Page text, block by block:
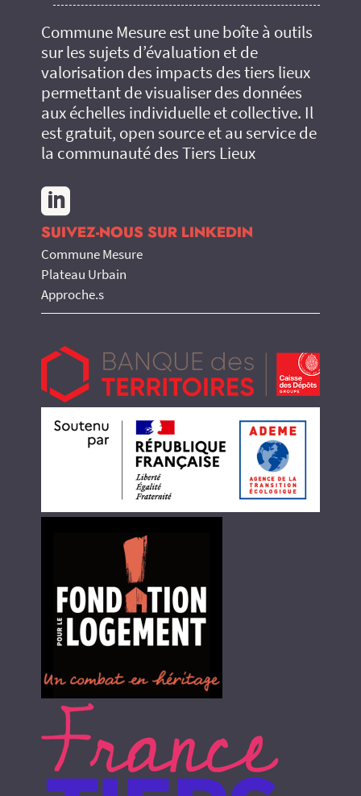
Commune Mesure est une boîte à outils
sur les sujets d’évaluation et de
valorisation des impacts des tiers lieux
permettant de visualiser des données
aux échelles individuelle et collective. Il
est gratuit, open source et au service de
la communauté des Tiers Lieux

SUIVEZ-NOUS SUR LINKEDIN
Commune Mesure
Plateau Urbain
Approche.s